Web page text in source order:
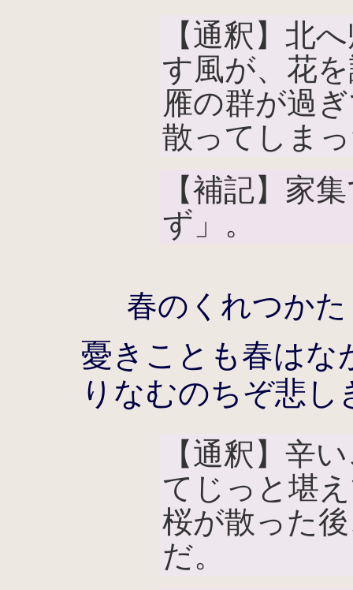
【通釈】北
す風が、花
雁の群が過
散ってしま
【補記】家
ず」。
春のくれつかた
憂きことも春はな
りなむのちぞ悲し
【通釈】辛
てじっと堪
桜が散った
だ。